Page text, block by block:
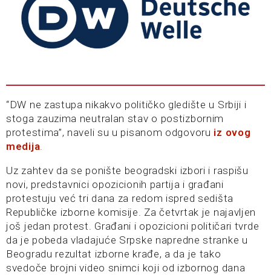
“DW ne zastupa nikakvo političko gledište u Srbiji i
stoga zauzima neutralan stav o postizbornim
protestima”, naveli su u pisanom odgovoru iz ovog
medija.
Uz zahtev da se ponište beogradski izbori i raspišu
novi, predstavnici opozicionih partija i građani
protestuju već tri dana za redom ispred sedišta
Republičke izborne komisije. Za četvrtak je najavljen
još jedan protest. Građani i opozicioni političari tvrde
da je pobeda vladajuće Srpske napredne stranke u
Beogradu rezultat izborne krađe, a da je tako
svedoče brojni video snimci koji od izbornog dana